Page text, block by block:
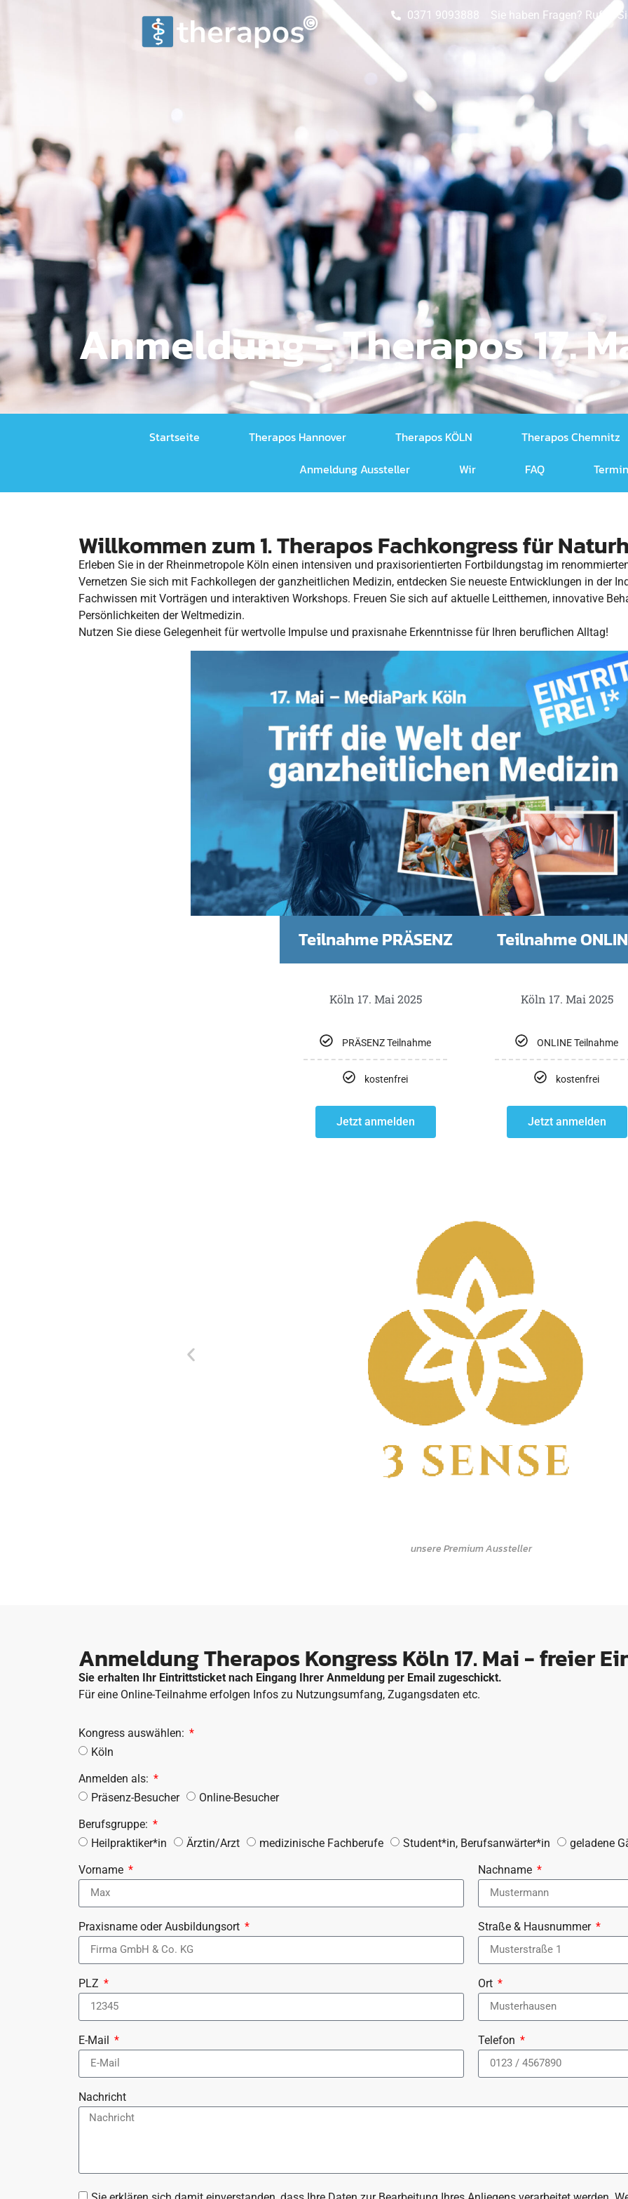
0371 9093888 Sie haben Fragen? Rufen
Anmeldung - Therapos 17.
Startseite Therapos Hannover Therapos KÖLN
Therapos Chemnitz
Anmeldung Aussteller
Wir FAQ
Willkommen zum 1. Therapos Fachkongress für
Erleben Sie in der Rheinmetropole Köln einen intensiven und praxisorientierten Fortbildungstag im
Vernetzen Sie sich mit Fachkollegen der ganzheitlichen Medizin, entdecken Sie neueste Entwicklungen in der
Fachwissen mit Vorträgen und interaktiven Workshops. Freuen Sie sich auf aktuelle Leitthemen, innovative
Persönlichkeiten der Weltmedizin.
Nutzen Sie diese Gelegenheit für wertvolle Impulse und praxisnahe Erkenntnisse für Ihren beruflichen Alltag!
Teilnahme PRÄSENZ
Köln 17. Mai 2025
PRÄSENZ Teilnahme
kostenfrei
Jetzt anmelden
Teilnahme
Köln 17. Mai 2025
ONLINE Teilnahme
kostenfrei
Jetzt anmelden
unsere Premium Aussteller
Anmeldung Therapos Kongress Köln 17. Mai - freier
Sie erhalten Ihr Eintrittsticket nach Eingang Ihrer Anmeldung per Email zugeschickt.
Für eine Online-Teilnahme erfolgen Infos zu Nutzungsumfang, Zugangsdaten etc.
Kongress auswählen:
Köln
Anmelden als:
Präsenz-Besucher
Online-Besucher
Berufsgruppe:
Heilpraktiker*in
Ärztin/Arzt medizinische Fachberufe Student*in, Berufsanwärter*in geladene
Vorname Nachname
Praxisname oder Ausbildungsort Straße & Hausnummer
PLZ Ort
E-Mail Telefon
Nachricht